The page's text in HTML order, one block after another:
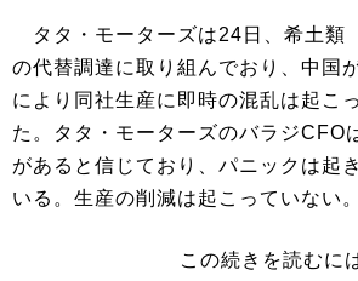
タタ・モーターズは24日、希土類
の代替調達に取り組んでおり、中国
により同社生産に即時の混乱は起こ
た。タタ・モーターズのバラジCFO
があると信じており、パニックは起
いる。生産の削減は起こっていない
この続きを読むに